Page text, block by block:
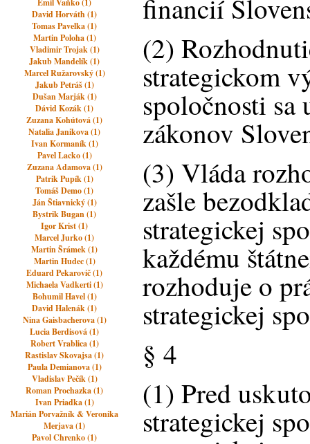
Emil Vaňko (1)
David Horváth (1)
Tomas Pavelka (1)
Martin Poloha (1)
Vladimir Trojak (1)
Jakub Mandelík (1)
Marcel Ružarovský (1)
Jakub Petráš (1)
Dušan Marják (1)
Dávid Kozák (1)
Zuzana Kohútová (1)
Natalia Janikova (1)
Ivan Kormaník (1)
Pavel Lacko (1)
Zuzana Adamova (1)
Patrik Pupík (1)
Tomáš Demo (1)
Ján Štiavnický (1)
Bystrik Bugan (1)
Igor Krist (1)
Marcel Jurko (1)
Martin Šrámek (1)
Martin Hudec (1)
Eduard Pekarovič (1)
Michaela Vadkerti (1)
Bohumil Havel (1)
David Halenák (1)
Nina Gaisbacherova (1)
Lucia Berdisová (1)
Robert Vrablica (1)
Rastislav Skovajsa (1)
Paula Demianova (1)
Vladislav Pečík (1)
Roman Prochazka (1)
Ivan Priadka (1)
Marián Porvažník & Veronika
Merjava (1)
Pavol Chrenko (1)
financií
(2)
strategickom
spoločnosti
zákonov
(3) Vláda
zašle
strategickej
každému
rozhoduje o
strategickej
§ 4
(1) Pred
strategickej